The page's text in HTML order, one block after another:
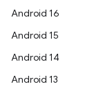
Android 16
Android 15
Android 14
Android 13